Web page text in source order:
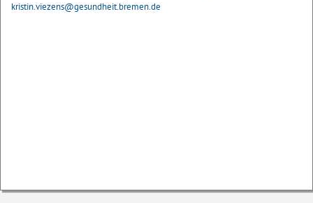
kristin.viezens@gesundheit.bremen.de